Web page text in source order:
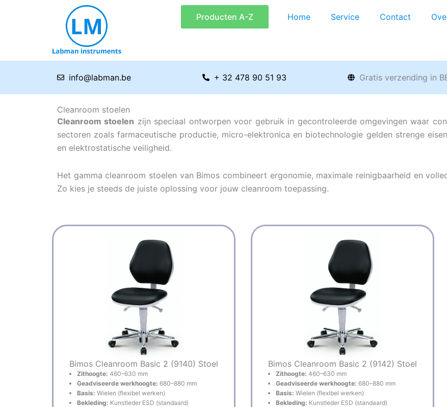
Producten A-Z Home Service Contact
info@labman.be + 32 478 90 51 93 Gratis verzending in
Cleanroom stoelen
Cleanroom stoelen zijn speciaal ontworpen voor gebruik in gecontroleerde omgevingen waar
sectoren zoals farmaceutische productie, micro-elektronica en biotechnologie gelden strenge
en elektrostatische veiligheid.
Het gamma cleanroom stoelen van Bimos combineert ergonomie, maximale reinigbaarheid en
Zo kies je steeds de juiste oplossing voor jouw cleanroom toepassing.
Bimos Cleanroom Basic 2 (9140) Stoel
Zithoogte: 460–630 mm
Geadviseerde werkhoogte: 680–880 mm
Basis: Wielen (flexibel werken)
Bekleding: Kunstleder ESD (standaard)
Bimos Cleanroom Basic 2 (9142) Stoel
Zithoogte: 460–630 mm
Geadviseerde werkhoogte: 680–880 mm
Basis: Wielen (flexibel werken)
Bekleding: Kunstleder ESD (standaard)